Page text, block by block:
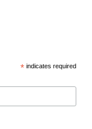
* indicates required